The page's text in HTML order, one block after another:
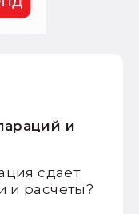
и
сдает
и расчеты?